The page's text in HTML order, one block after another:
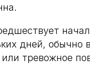
дней, обычно
тревожное